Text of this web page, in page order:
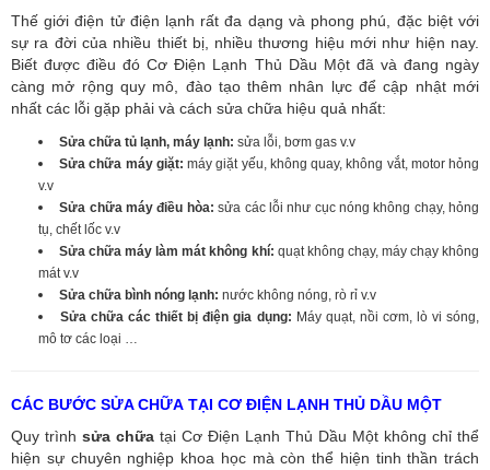
Thế giới điện tử điện lạnh rất đa dạng và phong phú, đặc biệt với
sự ra đời của nhiều thiết bị, nhiều thương hiệu mới như hiện nay.
Biết được điều đó Cơ Điện Lạnh Thủ Dầu Một đã và đang ngày
càng mở rộng quy mô, đào tạo thêm nhân lực để cập nhật mới
nhất các lỗi gặp phải và cách sửa chữa hiệu quả nhất:
Sửa chữa tủ lạnh, máy lạnh: sửa lỗi, bơm gas v.v
Sửa chữa máy giặt:máy giặt yếu, không quay, không vắt, motor hỏng
v.v
Sửa chữa máy điều hòa: sửa các lỗi như cục nóng không chạy, hỏng
tụ, chết lốc v.v
Sửa chữa máy làm mát không khí: quạt không chạy, máy chạy không
mát v.v
Sửa chữa bình nóng lạnh: nước không nóng, rò rỉ v.v
Sửa chữa các thiết bị điện gia dụng: Máy quạt, nồi cơm, lò vi sóng,
mô tơ các loại …
CÁC BƯỚC SỬA CHỮA TẠI CƠ ĐIỆN LẠNH THỦ DẦU MỘT
Quy trình sửa chữa tại Cơ Điện Lạnh Thủ Dầu Một không chỉ thể
hiện sự chuyên nghiệp khoa học mà còn thể hiện tinh thần trách